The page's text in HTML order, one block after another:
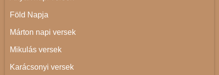
Föld Napja
Márton napi versek
Mikulás versek
Karácsonyi versek